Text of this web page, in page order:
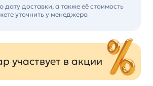
дату доставки, а также её стоимость
уточнить у менеджера
участвует в акции